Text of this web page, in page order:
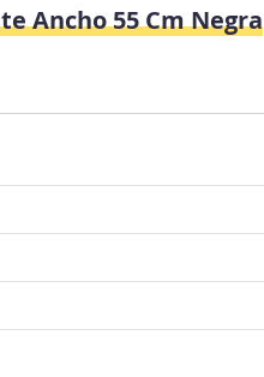
Ancho 55 Cm Negra